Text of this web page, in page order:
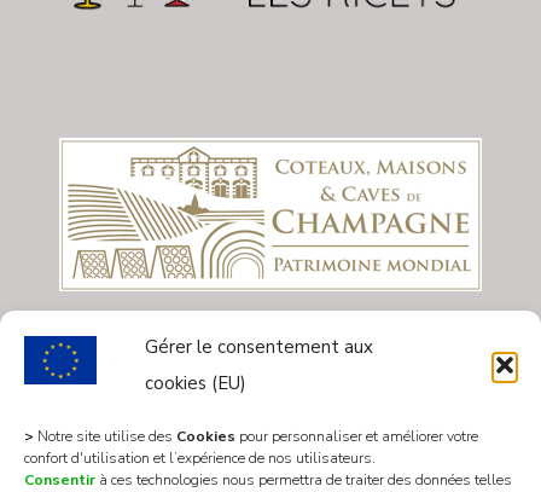
Gérer le consentement aux
cookies (EU)
> Notre site utilise des Cookies pour personnaliser et améliorer votre
confort d'utilisation et l’expérience de nos utilisateurs.
Consentir à ces technologies nous permettra de traiter des données telles